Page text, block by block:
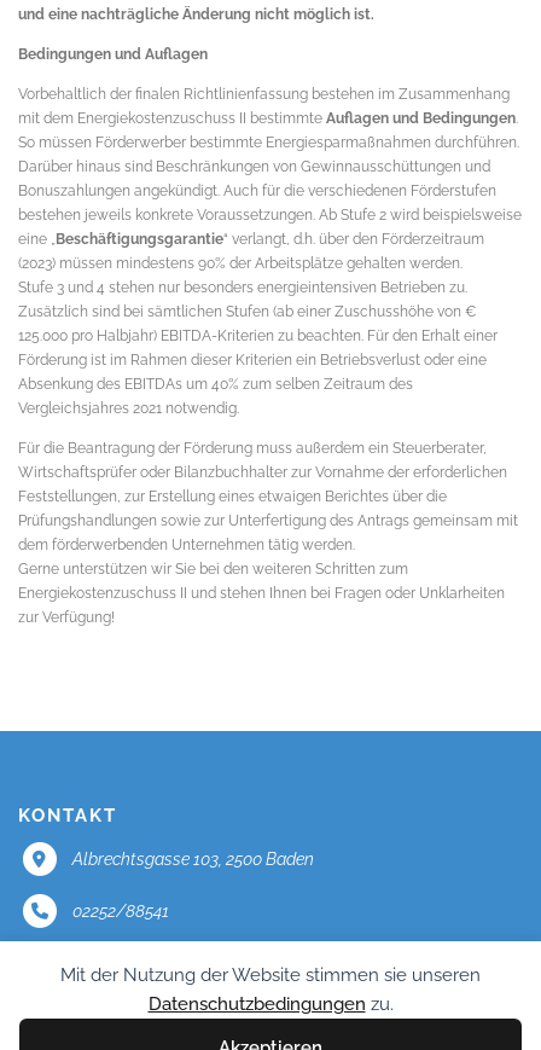
Mit der Nutzung der Website stimmen sie unseren
Datenschutzbedingungen zu.
und eine nachträgliche Änderung nicht möglich ist.
Bedingungen und Auflagen
Vorbehaltlich der finalen Richtlinienfassung bestehen im Zusammenhang
mit dem Energiekostenzuschuss II bestimmte Auflagen und Bedingungen.
So müssen Förderwerber bestimmte Energiesparmaßnahmen durchführen.
Darüber hinaus sind Beschränkungen von Gewinnausschüttungen und
Bonuszahlungen angekündigt. Auch für die verschiedenen Förderstufen
bestehen jeweils konkrete Voraussetzungen. Ab Stufe 2 wird beispielsweise
eine „Beschäftigungsgarantie“ verlangt, d.h. über den Förderzeitraum
(2023) müssen mindestens 90% der Arbeitsplätze gehalten werden.
Stufe 3 und 4 stehen nur besonders energieintensiven Betrieben zu.
Zusätzlich sind bei sämtlichen Stufen (ab einer Zuschusshöhe von €
125.000 pro Halbjahr) EBITDA-Kriterien zu beachten. Für den Erhalt einer
Förderung ist im Rahmen dieser Kriterien ein Betriebsverlust oder eine
Absenkung des EBITDAs um 40% zum selben Zeitraum des
Vergleichsjahres 2021 notwendig.
Für die Beantragung der Förderung muss außerdem ein Steuerberater,
Wirtschaftsprüfer oder Bilanzbuchhalter zur Vornahme der erforderlichen
Feststellungen, zur Erstellung eines etwaigen Berichtes über die
Prüfungshandlungen sowie zur Unterfertigung des Antrags gemeinsam mit
dem förderwerbenden Unternehmen tätig werden.
Gerne unterstützen wir Sie bei den weiteren Schritten zum
Energiekostenzuschuss II und stehen Ihnen bei Fragen oder Unklarheiten
zur Verfügung!
KONTAKT
Albrechtsgasse 103, 2500 Baden
02252/88541
office@mercator.at
Impressum